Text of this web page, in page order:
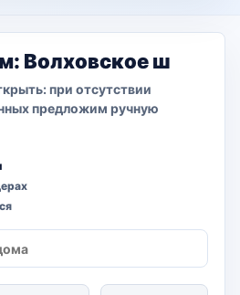
Волховское ш
при отсутствии
предложим ручную